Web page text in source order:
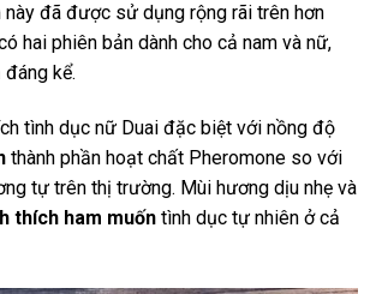
đã được sử dụng rộng rãi trên hơn
hai phiên bản dành cho cả nam và nữ,
kể.
tình dục nữ Duai đặc biệt với nồng độ
thành phần hoạt chất Pheromone so với
tự trên thị trường. Mùi hương dịu nhẹ và
thích ham muốn tình dục tự nhiên ở cả